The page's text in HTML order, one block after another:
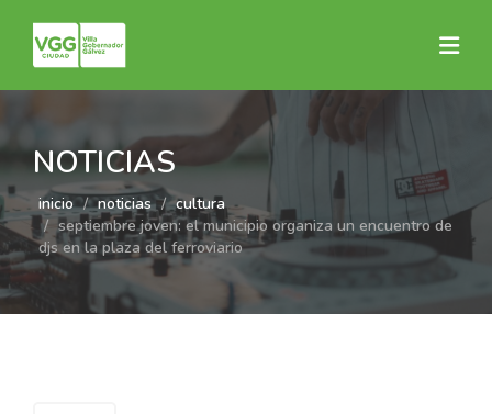
NOTICIAS
inicio noticias
cultura
septiembre joven: el municipio organiza un encuentro de
djs en la plaza del ferroviario